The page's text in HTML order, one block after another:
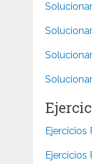
Ejercicios
Ejercicios